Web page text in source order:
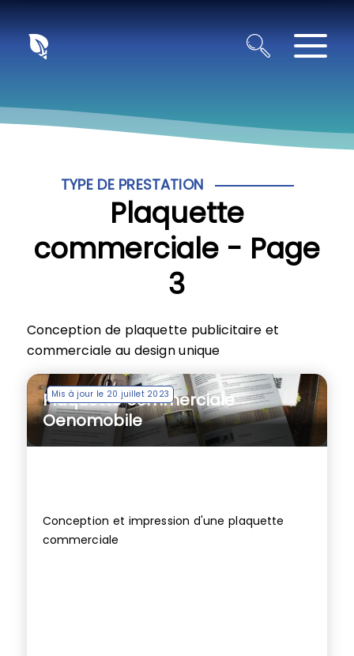
TYPE DE PRESTATION
Plaquette
commerciale - Page
3
Conception de plaquette publicitaire et
commerciale au design unique
Mis à jour le 20 juillet 2023
Plaquette commerciale
Oenomobile
Conception et impression d'une plaquette
commerciale
Panneau de gestion des cookies